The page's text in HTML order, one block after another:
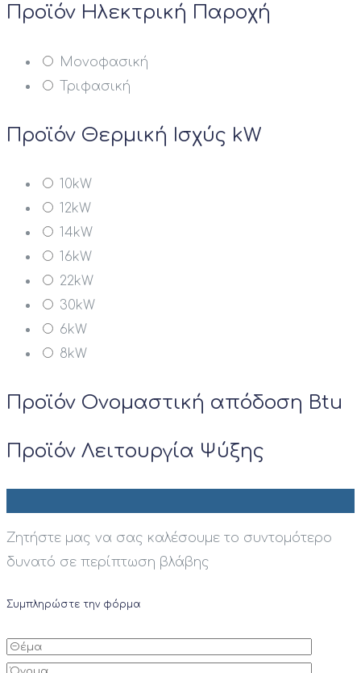
Προϊόν Ηλεκτρική Παροχή
Μονοφασική
Τριφασική
Προϊόν Θερμική Ισχύς kW
10kW
12kW
14kW
16kW
22kW
30kW
6kW
8kW
Προϊόν Ονομαστική απόδοση Btu
Προϊόν Λειτουργία Ψύξης
Ζητήστε μας να σας καλέσουμε το συντομότερο
δυνατό σε περίπτωση βλάβης
Συμπληρώστε την φόρμα